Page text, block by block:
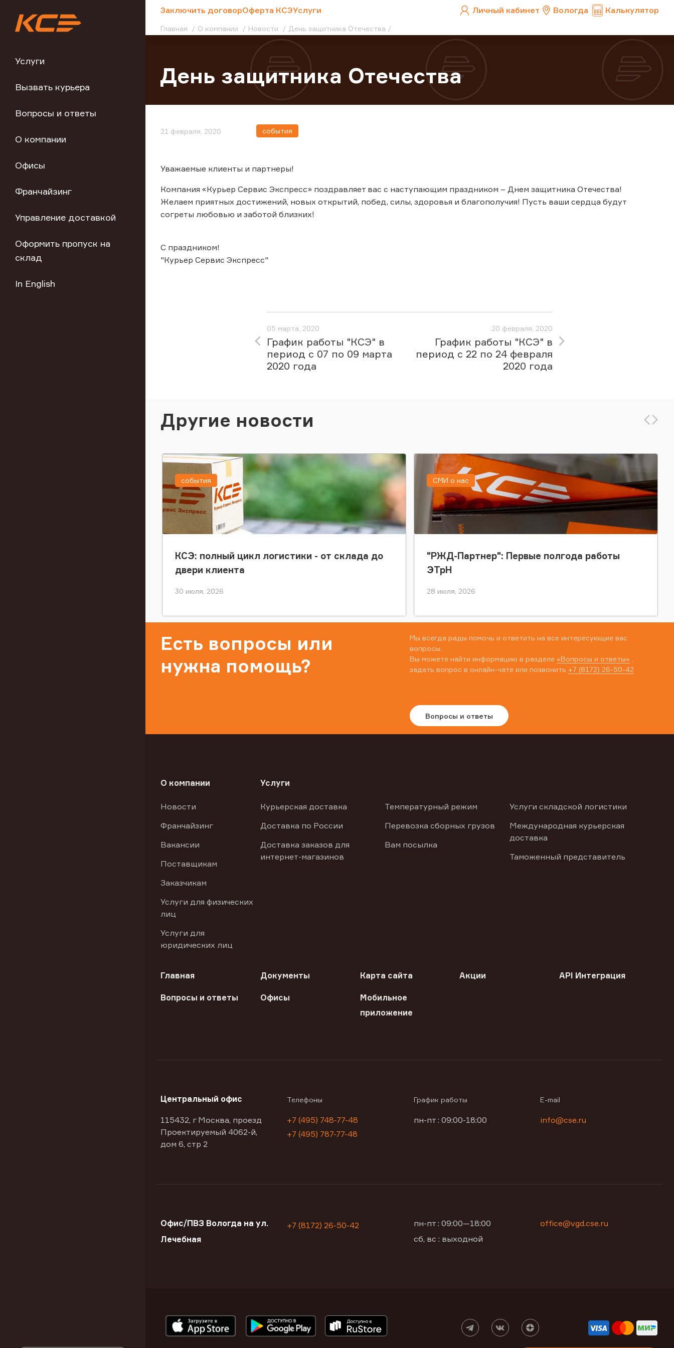
Услуги
Вызвать курьера
Вопросы и ответы
О компании
Офисы
Франчайзинг
Управление доставкой
Оформить пропуск на
склад
In English
Заключить договорОферта КСЭУслуги Личный кабинет Вологда Калькулятор
Главная О компании Новости День защитника Отечества
День защитника Отечества
21 февраля, 2020 события
Уважаемые клиенты и партнеры!
Компания «Курьер Сервис Экспресс» поздравляет вас с наступающим праздником – Днем защитника Отечества!
Желаем приятных достижений, новых открытий, побед, силы, здоровья и благополучия! Пусть ваши сердца будут
согреты любовью и заботой близких!
С праздником!
"Курьер Сервис Экспресс"
05 марта, 2020
График работы "КСЭ" в
период с 07 по 09 марта
2020 года
20 февраля, 2020
График работы "КСЭ" в
период с 22 по 24 февраля
2020 года
Другие новости
КСЭ: полный цикл логистики - от склада до
двери клиента
30 июля, 2026
события
"РЖД-Партнер": Первые полгода работы
ЭТрН
28 июля, 2026
СМИ о нас
Есть вопросы или
нужна помощь?
Мы всегда рады помочь и ответить на все интересующие вас
вопросы.
Вы можете найти информацию в разделе «Вопросы и ответы»
задать вопрос в онлайн-чате или позвонить +7 (8172) 26-50-42
Вопросы и ответы
О компании
Новости
Франчайзинг
Вакансии
Поставщикам
Заказчикам
Услуги для физических
лиц
Услуги для
юридических лиц
Услуги
Курьерская доставка
Доставка по России
Доставка заказов для
интернет-магазинов
Температурный режим
Перевозка сборных грузов
Вам посылка
Услуги складской логистики
Международная курьерская
доставка
Таможенный представитель
Главная Документы Карта сайта Акции API Интеграция
Вопросы и ответы Офисы
Мобильное
приложение
Центральный офис
115432, г Москва, проезд
Проектируемый 4062-й,
дом 6, стр 2
Телефоны
+7 (495) 748-77-48
+7 (495) 787-77-48
График работы
пн-пт : 09:00-18:00
E-mail
info@cse.ru
Офис/ПВЗ Вологда на ул.
Лечебная
+7 (8172) 26-50-42
пн-пт : 09:00—18:00
сб, вс : выходной
office@vgd.cse.ru